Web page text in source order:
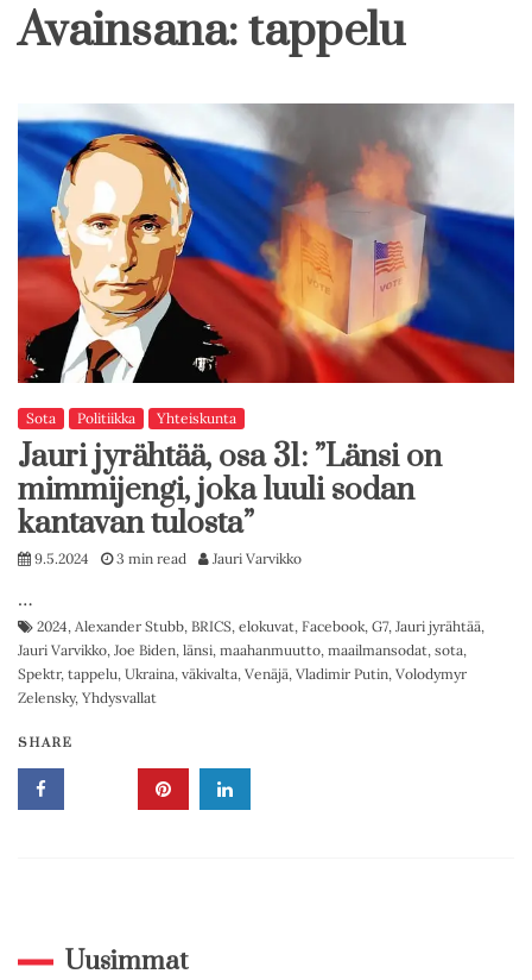
Avainsana:tappelu
Sota Politiikka Yhteiskunta
Jauri jyrähtää, osa 31: ”Länsi on
mimmijengi, joka luuli sodan
kantavan tulosta”
9.5.2024 3 min read Jauri Varvikko
…
2024, Alexander Stubb, BRICS, elokuvat, Facebook, G7, Jauri jyrähtää,
Jauri Varvikko, Joe Biden, länsi, maahanmuutto, maailmansodat, sota,
Spektr, tappelu, Ukraina, väkivalta, Venäjä, Vladimir Putin, Volodymyr
Zelensky, Yhdysvallat
SHARE
Uusimmat